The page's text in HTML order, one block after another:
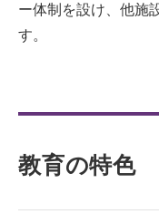
ー体制を設け、他施
す。
教育の特色